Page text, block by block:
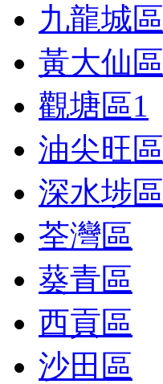
九龍城區
黃大仙區
觀塘區1
油尖旺區
深水埗區
荃灣區
葵青區
西貢區
沙田區